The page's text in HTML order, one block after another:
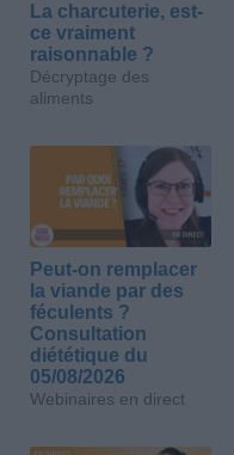
La charcuterie, est-
ce vraiment
raisonnable ?
Décryptage des
aliments
Peut-on remplacer
la viande par des
féculents ?
Consultation
diététique du
05/08/2026
Webinaires en direct